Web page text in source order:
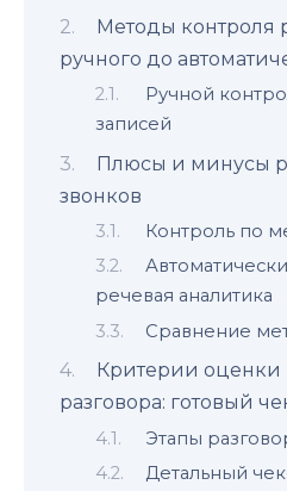
Методы контроля
ручного до
Ручной
записей
Плюсы и минусы
звонков
Контроль по
речевая аналитика
Сравнение
Критерии оценки
разговора: готовый
Этапы
Детальный